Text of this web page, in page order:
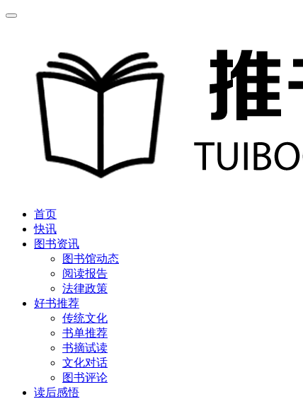
首页
快讯
图书资讯
图书馆动态
阅读报告
法律政策
好书推荐
传统文化
书单推荐
书摘试读
文化对话
图书评论
读后感悟